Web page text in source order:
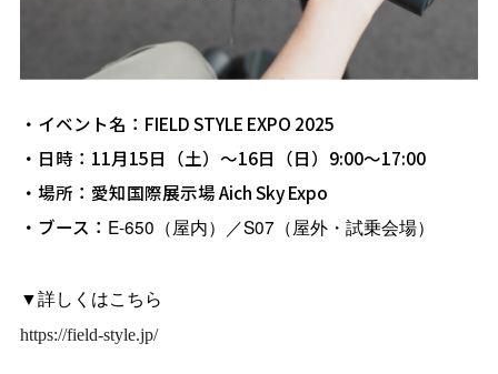
・イベント名：FIELD STYLE EXPO 2025
・日時：11月15日（土）～16日（日）9:00～17:00
・場所：愛知国際展示場 Aich Sky Expo
・ブース： E-650 （屋内）／S07 （屋外・試乗会場）
▼詳しくはこちら
https://field-style.jp/